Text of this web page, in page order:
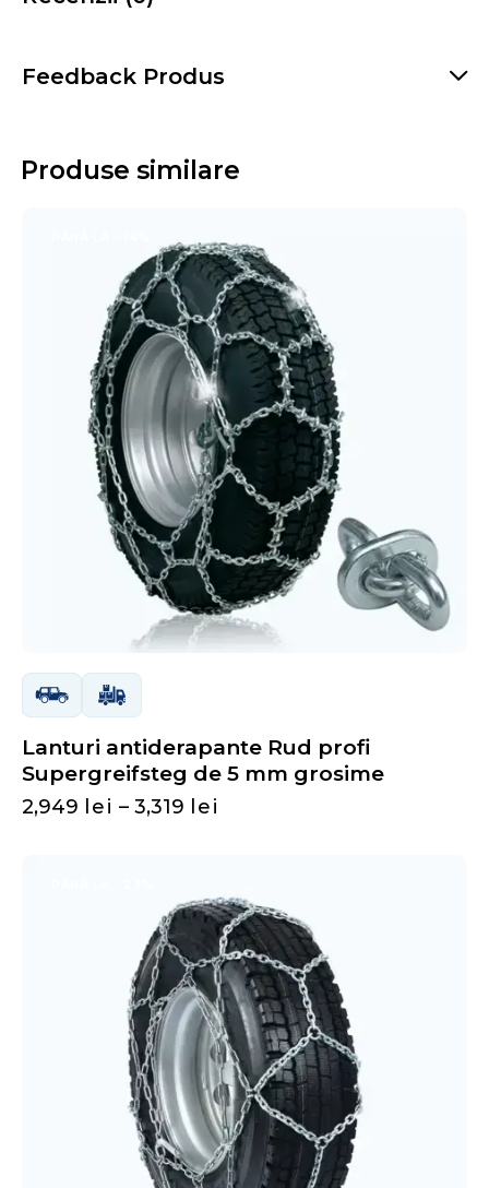
Feedback Produs
Produse similare
Lanturi antiderapante Rud profi
Supergreifsteg de 5 mm grosime
2,949 lei – 3,319 lei